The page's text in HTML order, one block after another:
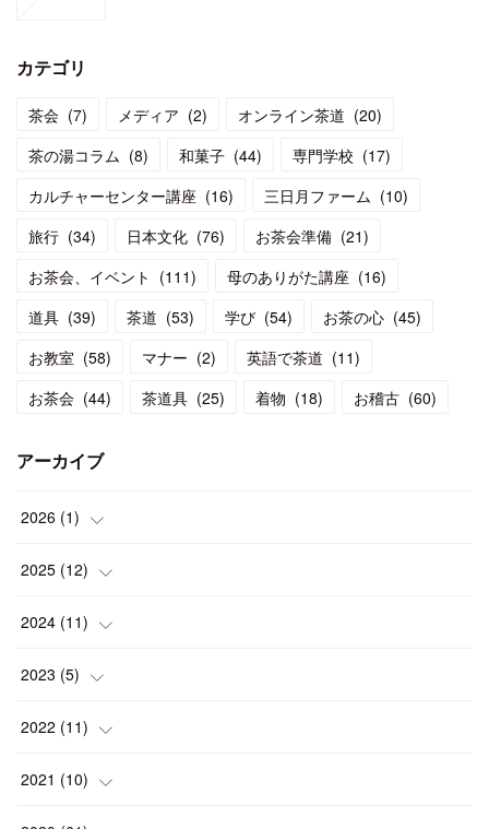
カテゴリ
茶会 (7) メディア (2) オンライン茶道 (20)
茶の湯コラム (8) 和菓子 (44) 専門学校 (17)
カルチャーセンター講座 (16) 三日月ファーム (10)
旅行 (34) 日本文化 (76) お茶会準備 (21)
お茶会、イベント (111) 母のありがた講座 (16)
道具 (39) 茶道 (53) 学び (54) お茶の心 (45)
お教室 (58) マナー (2) 英語で茶道 (11)
お茶会 (44) 茶道具 (25) 着物 (18) お稽古 (60)
アーカイブ
2026 (1)
(1)
2025 (12)
( 1)
(1
( 2)
( 1)
( 1)
2024 (11)
(1
( 1)
(1)
(2)
2023 (5)
( 1)
(2)
2022 (11)
(1)
2021 (10)